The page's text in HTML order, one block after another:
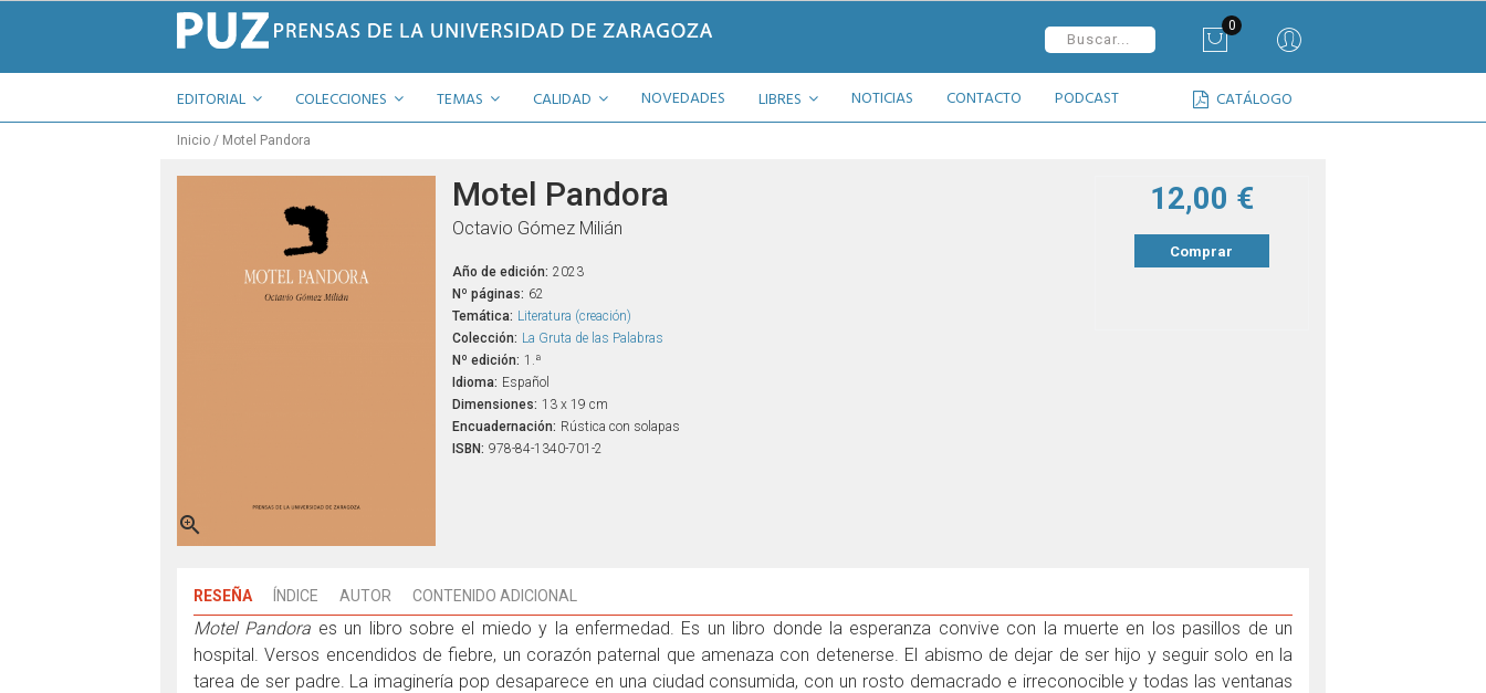
0
EDITORIAL COLECCIONES TEMAS CATÁLOGO
CALIDAD NOVEDADES LIBRES NOTICIAS CONTACTO PODCAST
Inicio Motel Pandora

Motel Pandora
Octavio Gómez Milián
Año de edición: 2023
Nº páginas: 62
Temática: Literatura (creación)
Colección: La Gruta de las Palabras
Nº edición: 1.ª
Idioma: Español
Dimensiones: 13 x 19 cm
Encuadernación: Rústica con solapas
ISBN: 978-84-1340-701-2
12,00 €
Comprar
RESEÑA ÍNDICE AUTOR CONTENIDO ADICIONAL
Motel Pandora es un libro sobre el miedo y la enfermedad. Es un libro donde la esperanza convive con la muerte en los pasillos de un
hospital. Versos encendidos de fiebre, un corazón paternal que amenaza con detenerse. El abismo de dejar de ser hijo y seguir solo en la
tarea de ser padre. La imaginería pop desaparece en una ciudad consumida, con un rosto demacrado e irreconocible y todas las ventanas